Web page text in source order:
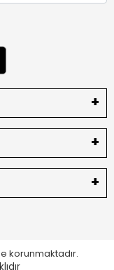
korunmaktadır.